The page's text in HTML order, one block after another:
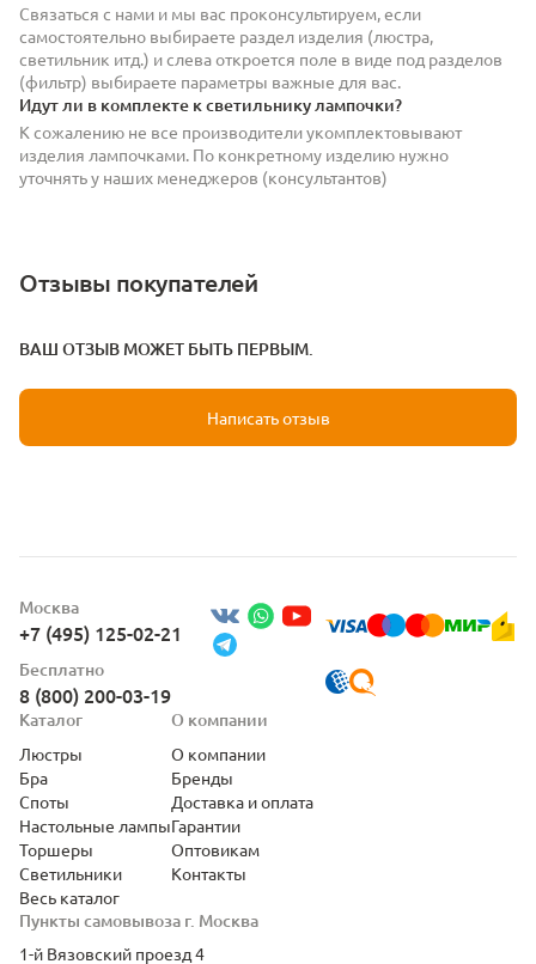
Связаться с нами и мы вас проконсультируем, если
самостоятельно выбираете раздел изделия (люстра,
светильник итд.) и слева откроется поле в виде под разделов
(фильтр) выбираете параметры важные для вас.
Идут ли в комплекте к светильнику лампочки?
К сожалению не все производители укомплектовывают
изделия лампочками. По конкретному изделию нужно
уточнять у наших менеджеров (консультантов)
Отзывы покупателей
ВАШ ОТЗЫВ МОЖЕТ БЫТЬ ПЕРВЫМ.
Написать отзыв
Москва
+7 (495) 125-02-21
Бесплатно
8 (800) 200-03-19
Пункты самовывоза г. Москва
1-й Вязовский проезд 4
Каталог
Люстры
Бра
Споты
Настольные лампы
Торшеры
Светильники
Весь каталог
О компании
О компании
Бренды
Доставка и оплата
Гарантии
Оптовикам
Контакты